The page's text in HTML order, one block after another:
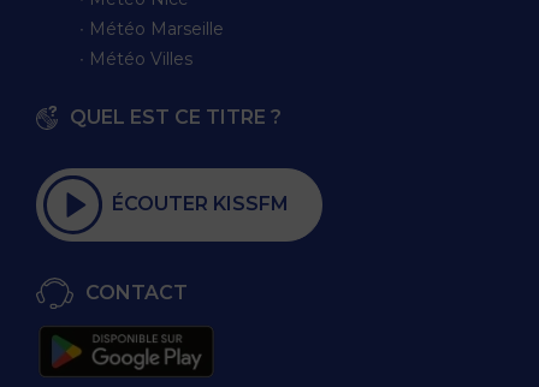
∙ Météo Marseille
∙ Météo Villes
QUEL EST CE TITRE ?
ÉCOUTER KISSFM
CONTACT